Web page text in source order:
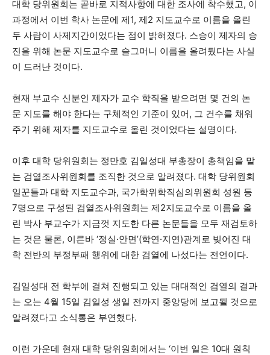
대학 당위원회는 곧바로 지적사항에 대한 조사에 착수했고, 이
과정에서 이번 학사 논문에 제1, 제2 지도교수로 이름을 올린
두 사람이 사제지간이었다는 점이 밝혀졌다. 스승이 제자의 승
진을 위해 논문 지도교수로 슬그머니 이름을 올려뒀다는 사실
이 드러난 것이다.
현재 부교수 신분인 제자가 교수 학직을 받으려면 몇 건의 논
문 지도를 해야 한다는 구체적인 기준이 있어, 그 건수를 채워
주기 위해 제자를 지도교수로 올린 것이었다는 설명이다.
이후 대학 당위원회는 정만호 김일성대 부총장이 총책임을 맡
는 검열조사위원회를 조직한 것으로 알려졌다. 대학 당위원회
일꾼들과 대학 지도교수과, 국가학위학직심의위원회 성원 등
7명으로 구성된 검열조사위원회는 제2지도교수로 이름을 올
린 박사 부교수가 지금껏 지도한 다른 논문들을 모두 재검토하
는 것은 물론, 이른바 ‘정실·안면’(학연·지연)관계로 빚어진 대
학 전반의 부정부패 행위에 대한 검열에 나섰다는 전언이다.
김일성대 전 학부에 걸쳐 진행되고 있는 대대적인 검열의 결과
는 오는 4월 15일 김일성 생일 전까지 중앙당에 보고될 것으로
알려졌다고 소식통은 부연했다.
이런 가운데 현재 대학 당위원회에서는 ‘이번 일은 10대 원칙